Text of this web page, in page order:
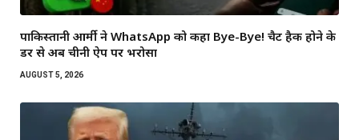
पाकिस्तानी आर्मी ने WhatsApp को कहा Bye-Bye! चैट हैक होने के
डर से अब चीनी ऐप पर भरोसा
AUGUST 5, 2026